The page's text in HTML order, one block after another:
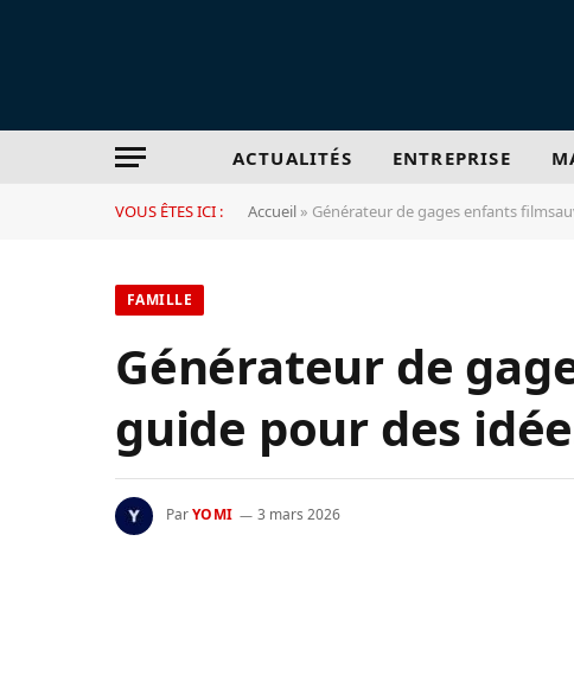
ACTUALITÉS ENTREPRISE
VOUS ÊTES ICI : Accueil » Générateur de gages enfants
FAMILLE
Générateur de
guide pour des
ParYOMI 3 mars 2026